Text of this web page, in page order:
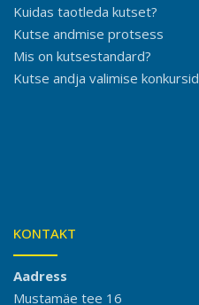
Kuidas taotleda kutset?
Kutse andmise protsess
Mis on kutsestandard?
Kutse andja valimise konkursid
KONTAKT
Aadress
Mustamäe tee 16